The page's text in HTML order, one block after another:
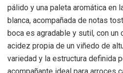
pálido y una paleta aromática en
blanca, acompañada de notas
boca es agradable y sutil, con
acidez propia de un viñedo de
variedad y la estructura definida